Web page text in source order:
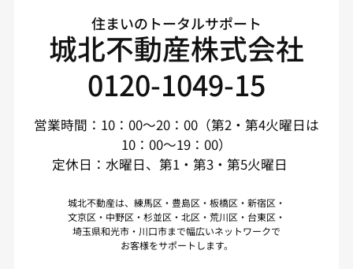
住まいのトータルサポート
城北不動産株式会社
0120-1049-15
営業時間：10：00～20：00（第2・第4火曜日は
10：00～19：00）
定休日：水曜日、第1・第3・第5火曜日
城北不動産は、練馬区・豊島区・板橋区・新宿区・
文京区・中野区・杉並区・北区・荒川区・台東区・
埼玉県和光市・川口市まで幅広いネットワークで
お客様をサポートします。